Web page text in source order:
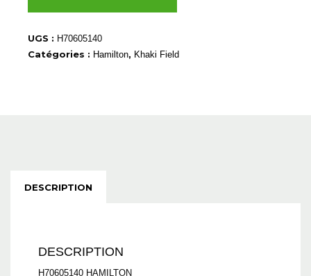
H70605140
UGS : H70605140
Catégories : Hamilton, Khaki Field
DESCRIPTION
DESCRIPTION
H70605140 HAMILTON